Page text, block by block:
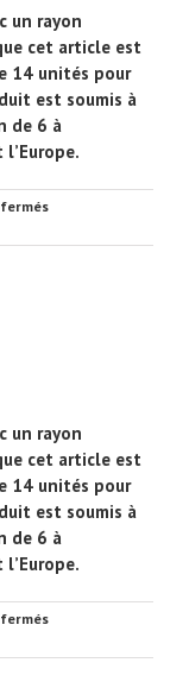
un rayon
cet article est
14 unités pour
est soumis à
de 6 à
sur
Vasque
un rayon
cet article est
14 unités pour
est soumis à
de 6 à
sur
Vasque